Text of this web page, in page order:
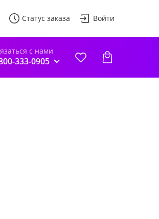
Статус заказа Войти
с нами
333-0905